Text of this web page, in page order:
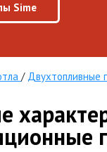
Sime
/ Двухтопливные